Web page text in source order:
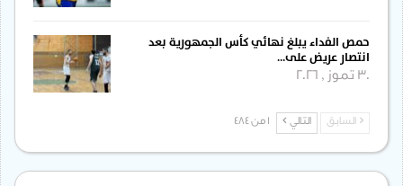
حمص الفداء يبلغ نهائي كأس الجمهورية بعد
انتصار عريض على…
30 تموز , 2026
السابق التالي